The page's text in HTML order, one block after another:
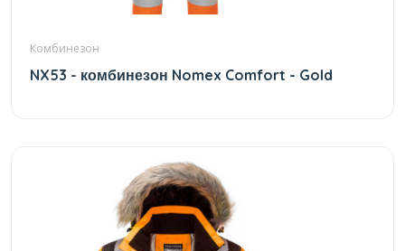
Комбинезон
NX53 - комбинезон Nomex Comfort - Gold